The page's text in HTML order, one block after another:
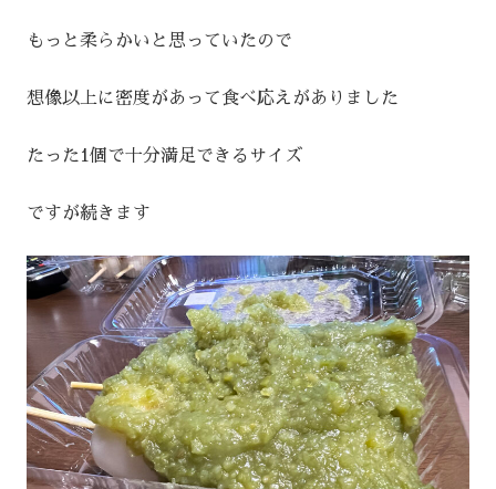
もっと柔らかいと思っていたので
想像以上に密度があって食べ応えがありました
たった1個で十分満足できるサイズ
ですが続きます